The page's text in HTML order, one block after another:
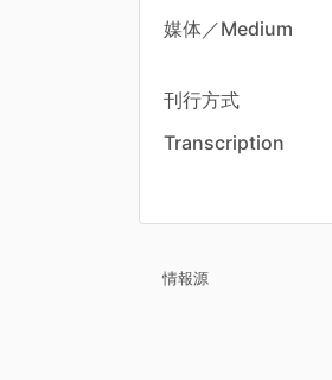
媒体／Medium
刊行方式
Transcription
情報源